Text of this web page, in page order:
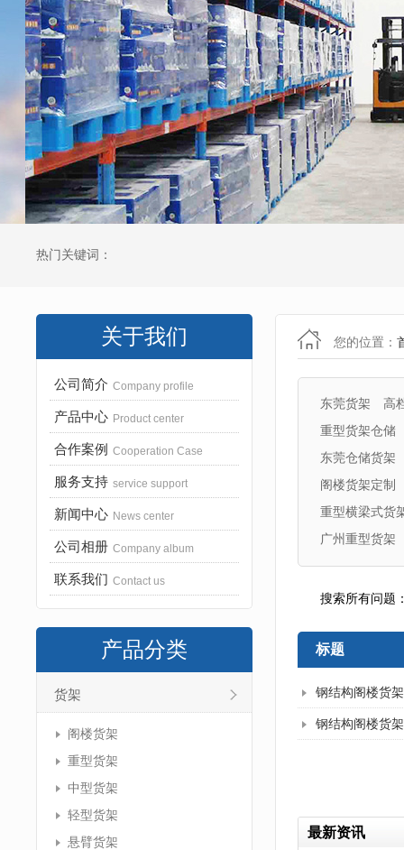
热门关键词：
关于我们
公司简介 Company profile
产品中心 Product center
合作案例 Cooperation Case
服务支持 service support
新闻中心 News center
公司相册 Company album
联系我们 Contact us
产品分类
货架
阁楼货架
重型货架
中型货架
轻型货架
悬臂货架
您的位置：
东莞货架
高
重型货架仓储
东莞仓储货架
阁楼货架定制
重型横梁式货
广州重型货架
搜索所有问题
标题
钢结构阁楼货
钢结构阁楼货
最新资讯